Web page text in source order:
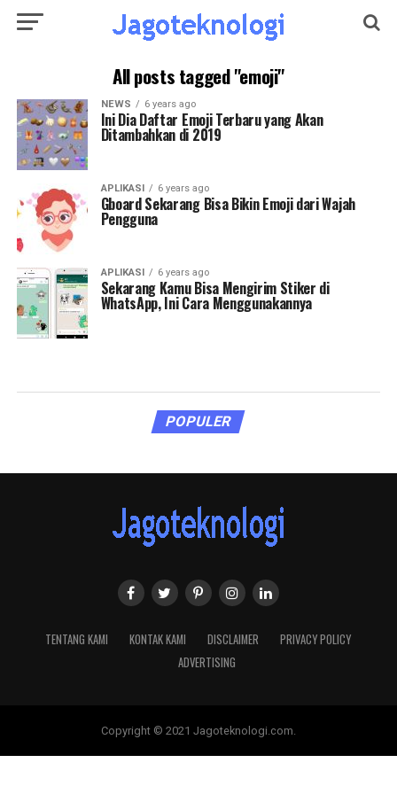
All posts tagged "emoji"
NEWS 6 years ago
Ini Dia Daftar Emoji Terbaru yang Akan
Ditambahkan di 2019
APLIKASI 6 years ago
Gboard Sekarang Bisa Bikin Emoji dari Wajah
Pengguna
APLIKASI 6 years ago
Sekarang Kamu Bisa Mengirim Stiker di
WhatsApp, Ini Cara Menggunakannya
POPULER
TENTANG KAMI KONTAK KAMI DISCLAIMER
PRIVACY POLICY
ADVERTISING
Copyright © 2021 Jagoteknologi.com.